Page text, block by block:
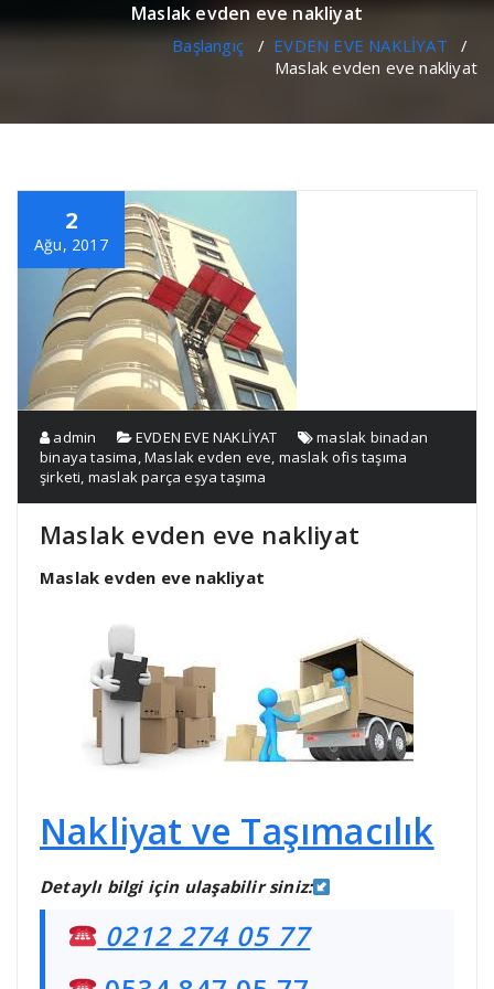
Maslak evden eve nakliyat
Başlangıç/ EVDEN EVE NAKLİYAT /
Maslak evden eve nakliyat
2
Ağu, 2017
admin EVDEN EVE NAKLİYAT
maslak binadan
binaya tasima,Maslak evden eve, maslak ofis taşıma
şirketi, maslak parça eşya taşıma
Maslak evden eve nakliyat
Maslak evden eve nakliyat
Nakliyat ve Taşımacılık
Detaylı bilgi için ulaşabilir siniz:
0212 274 05 77